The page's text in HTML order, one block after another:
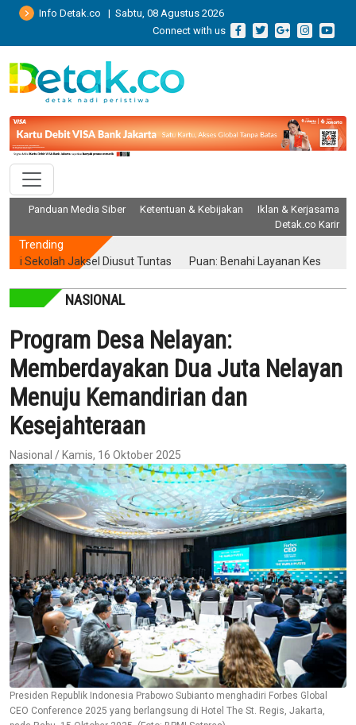
Info Detak.co | Sabtu, 08 Agustus 2026
Connect with us
Panduan Media Siber Ketentuan & Kebijakan
Iklan & Kerjasama
Detak.co Karir
Trending
Jaksel Diusut Tuntas Puan: Benahi Layanan Kesehatan
NASIONAL
Program Desa Nelayan:
Memberdayakan Dua Juta Nelayan
Menuju Kemandirian dan
Kesejahteraan
Nasional / Kamis, 16 Oktober 2025
Presiden Republik Indonesia Prabowo Subianto menghadiri Forbes Global
CEO Conference 2025 yang berlangsung di Hotel The St. Regis, Jakarta,